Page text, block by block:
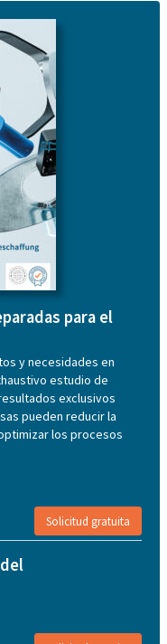
para el
y necesidades en
estudio de
exclusivos
pueden reducir la
los procesos
Solicitud gratuita